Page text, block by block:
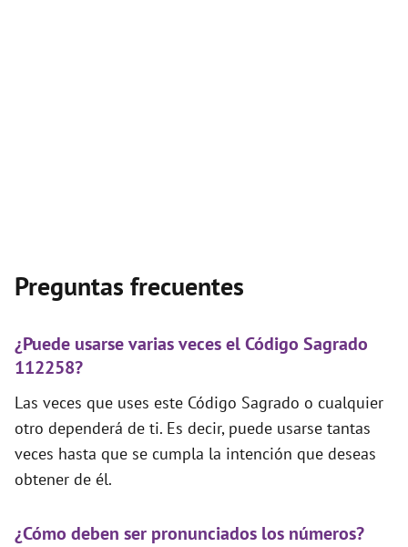
Preguntas frecuentes
¿Puede usarse varias veces el Código Sagrado
112258?
Las veces que uses este Código Sagrado o cualquier
otro dependerá de ti. Es decir, puede usarse tantas
veces hasta que se cumpla la intención que deseas
obtener de él.
¿Cómo deben ser pronunciados los números?